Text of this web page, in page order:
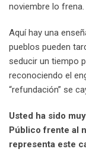
noviembre lo frena.
Aquí hay una
pueblos pueden
seducir un tiempo
reconociendo el
“refundación” se
Usted ha sido
Público frente al
representa este